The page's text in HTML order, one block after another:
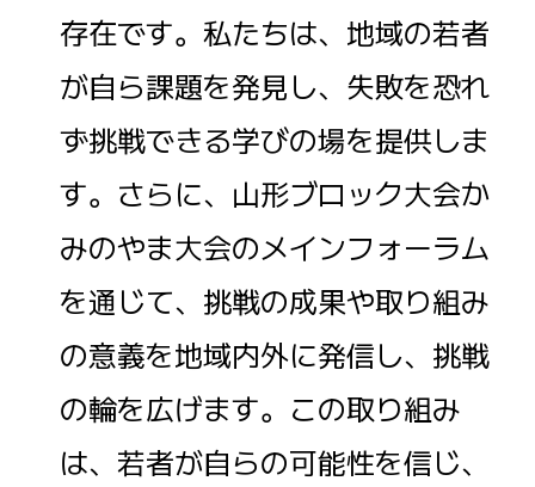
存在です。私たちは、地域の若者
が自ら課題を発見し、失敗を恐れ
ず挑戦できる学びの場を提供しま
す。さらに、山形ブロック大会か
みのやま大会のメインフォーラム
を通じて、挑戦の成果や取り組み
の意義を地域内外に発信し、挑戦
の輪を広げます。この取り組み
は、若者が自らの可能性を信じ、